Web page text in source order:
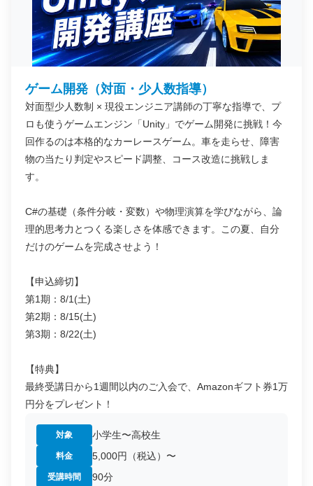
ゲーム開発（対面・少人数指導）
対面型少人数制 × 現役エンジニア講師の丁寧な指導で、プ
ロも使うゲームエンジン「Unity」でゲーム開発に挑戦！今
回作るのは本格的なカーレースゲーム。車を走らせ、障害
物の当たり判定やスピード調整、コース改造に挑戦しま
す。
C#の基礎（条件分岐・変数）や物理演算を学びながら、論
理的思考力とつくる楽しさを体感できます。この夏、自分
だけのゲームを完成させよう！
【申込締切】
第1期：8/1(土)
第2期：8/15(土)
第3期：8/22(土)
【特典】
最終受講日から1週間以内のご入会で、Amazonギフト券1万
円分をプレゼント！
対象 小学生〜高校生
料金 5,000円（税込）〜
受講時間 90分